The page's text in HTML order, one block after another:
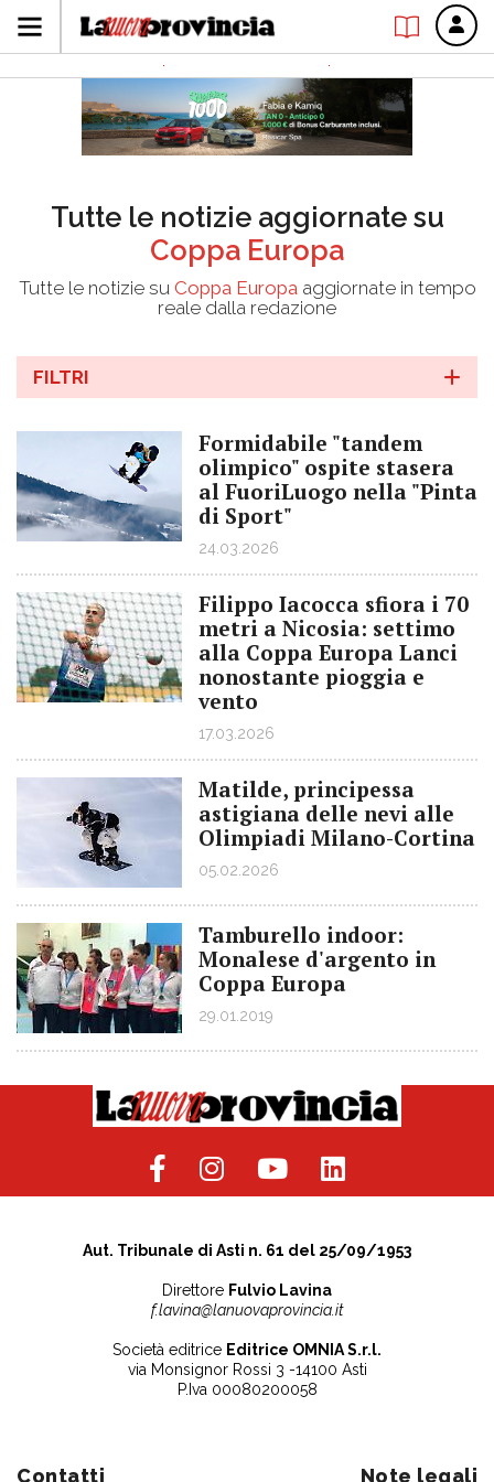
Tutte le notizie aggiornate su
Coppa Europa
Tutte le notizie su Coppa Europaaggiornate in tempo
reale dalla redazione
FILTRI
Formidabile "tandem
olimpico" ospite stasera
al FuoriLuogo nella "Pinta
di Sport"
24.03.2026
Filippo Iacocca sfiora i 70
metri a Nicosia: settimo
alla Coppa Europa Lanci
nonostante pioggia e
vento
17.03.2026
Matilde, principessa
astigiana delle nevi alle
Olimpiadi Milano-Cortina
05.02.2026
Tamburello indoor:
Monalese d'argento in
Coppa Europa
29.01.2019
Aut. Tribunale di Asti n. 61 del 25/09/1953
Direttore Fulvio Lavina
f.lavina@lanuovaprovincia.it
Società editrice Editrice OMNIA S.r.l.
via Monsignor Rossi 3 -14100 Asti
P.Iva 00080200058
Contatti Note legali